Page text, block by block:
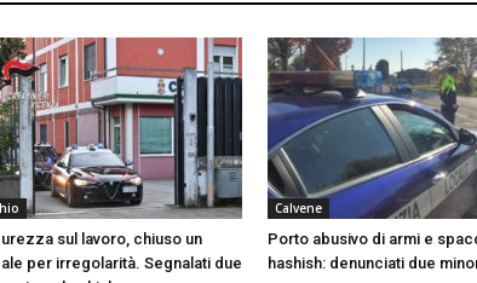
sul lavoro, chiuso un
per irregolarità. Segnalati due
Calvene
Porto abusivo di armi e
hashish: denunciati due